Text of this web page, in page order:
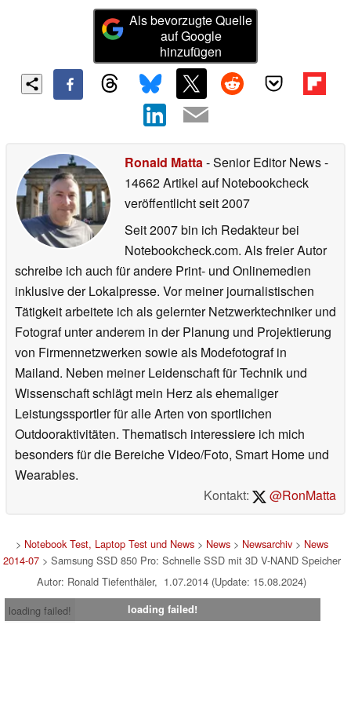
Als bevorzugte Quelle
auf Google
hinzufügen
Ronald Matta- Senior Editor News-
14662 Artikel auf Notebookcheck
veröffentlichtseit 2007
Seit 2007 bin ich Redakteur bei
Notebookcheck.com. Als freier Autor
schreibe ich auch für andere Print- und Onlinemedien
inklusive der Lokalpresse. Vor meiner journalistischen
Tätigkeit arbeitete ich als gelernter Netzwerktechniker und
Fotograf unter anderem in der Planung und Projektierung
von Firmennetzwerken sowie als Modefotograf in
Mailand. Neben meiner Leidenschaft für Technik und
Wissenschaft schlägt mein Herz als ehemaliger
Leistungssportler für alle Arten von sportlichen
Outdooraktivitäten. Thematisch interessiere ich mich
besonders für die Bereiche Video/Foto, Smart Home und
Wearables.
Kontakt:
@RonMatta
> Notebook Test, Laptop Test und News> News> Newsarchiv> News
2014-07> Samsung SSD 850 Pro: Schnelle SSD mit 3D V-NAND Speicher
Autor: Ronald Tiefenthäler, 1.07.2014 (Update: 15.08.2024)
loading failed!
loading failed!